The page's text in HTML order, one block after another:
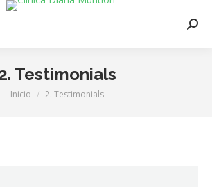
Testimonials
Estás aquí:
Inicio 2. Testimonials